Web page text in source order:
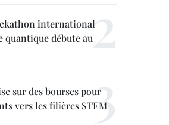
international
quantique débute au
sur des bourses pour
vers les filières STEM